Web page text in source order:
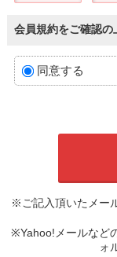
会員規約をご確認
同意する
※ご記入頂いたメー
※Yahoo!メールなど
ォ